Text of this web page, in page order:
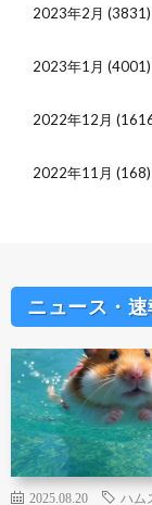
2023年2月 (3831)
2023年1月 (4001)
2022年12月
2022年11月 (168)
ニュース・速
2025.08.20 ハム